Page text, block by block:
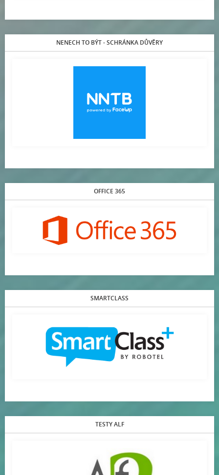
NENECH TO BÝT - SCHRÁNKA DŮVĚRY
OFFICE 365
SMARTCLASS
TESTY ALF